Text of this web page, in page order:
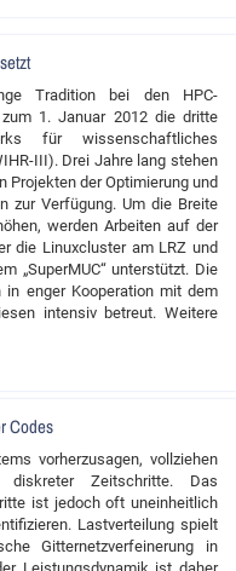
Tradition bei den HPC-
1. Januar 2012 die dritte
für wissenschaftliches
III). Drei Jahre lang stehen
Projekten der Optimierung und
zur Verfügung. Um die Breite
werden Arbeiten auf der
die Linuxcluster am LRZ und
„SuperMUC“ unterstützt. Die
in enger Kooperation mit dem
intensiv betreut. Weitere
Codes
vorherzusagen, vollziehen
diskreter Zeitschritte. Das
ist jedoch oft uneinheitlich
Lastverteilung spielt
Gitternetzverfeinerung in